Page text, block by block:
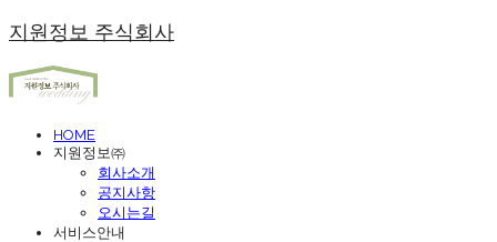
지원정보 주식회사
HOME
지원정보㈜
회사소개
공지사항
오시는길
서비스안내